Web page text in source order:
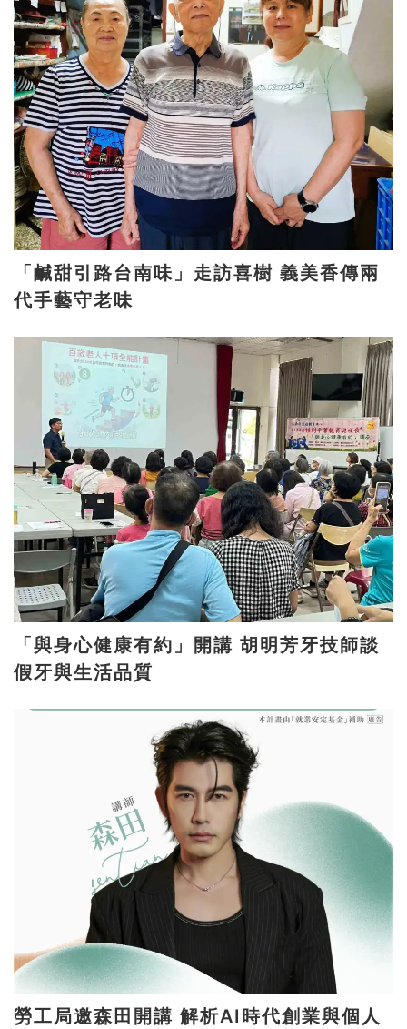
「鹹甜引路台南味」走訪喜樹 義美香傳兩
代手藝守老味
「與身心健康有約」開講 胡明芳牙技師談
假牙與生活品質
勞工局邀森田開講 解析AI時代創業與個人